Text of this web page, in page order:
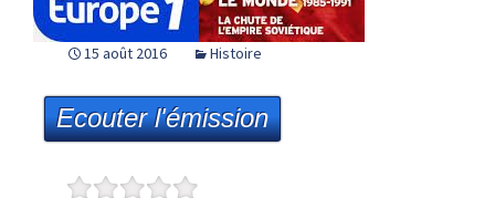
15 août 2016 Histoire
Ecouter l'émission